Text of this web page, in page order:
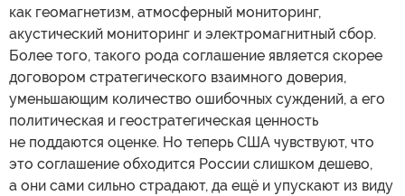
как геомагнетизм, атмосферный мониторинг,
акустический мониторинг и электромагнитный сбор.
Более того, такого рода соглашение является скорее
договором стратегического взаимного доверия,
уменьшающим количество ошибочных суждений, а его
политическая и геостратегическая ценность
не поддаются оценке. Но теперь США чувствуют, что
это соглашение обходится России слишком дешево,
а они сами сильно страдают, да ещё и упускают из виду